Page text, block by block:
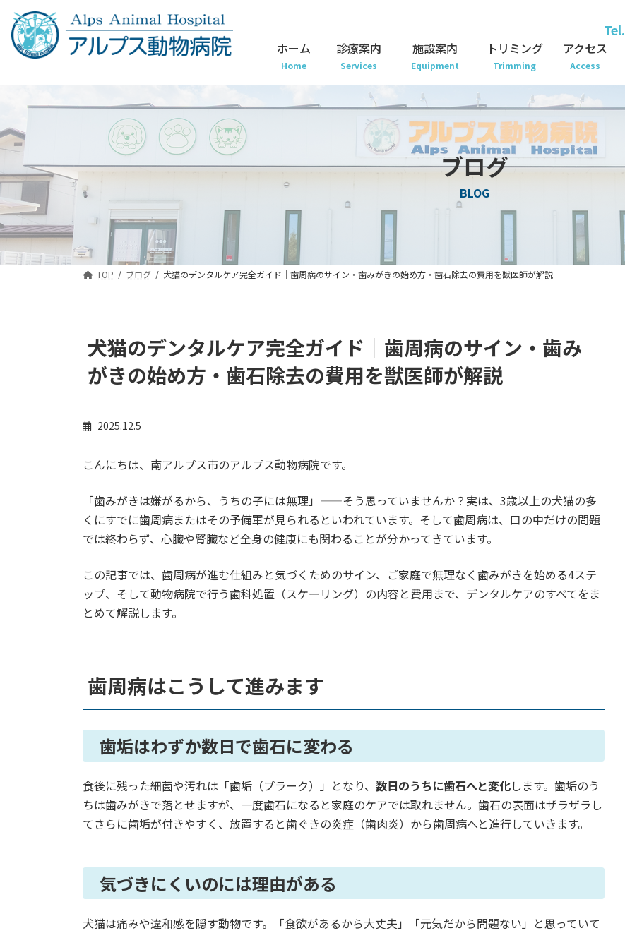
ホーム
Home
診療案内
Services
施設案内
Equipment
トリミング
Trimming
アクセス
Access
Tel.
ブログ
BLOG
TOP ブログ 犬猫のデンタルケア完全ガイド｜歯周病のサイン・歯みがきの始め方・歯石除去の費用を獣医師が解説
犬猫のデンタルケア完全ガイド｜歯周病のサイン・歯み
がきの始め方・歯石除去の費用を獣医師が解説
2025.12.5
こんにちは、南アルプス市のアルプス動物病院です。
「歯みがきは嫌がるから、うちの子には無理」——そう思っていませんか？実は、3歳以上の犬猫の多
くにすでに歯周病またはその予備軍が見られるといわれています。そして歯周病は、口の中だけの問題
では終わらず、心臓や腎臓など全身の健康にも関わることが分かってきています。
この記事では、歯周病が進む仕組みと気づくためのサイン、ご家庭で無理なく歯みがきを始める4ステ
ップ、そして動物病院で行う歯科処置（スケーリング）の内容と費用まで、デンタルケアのすべてをま
とめて解説します。
歯周病はこうして進みます
歯垢はわずか数日で歯石に変わる
食後に残った細菌や汚れは「歯垢（プラーク）」となり、 数日のうちに歯石へと変化します。歯垢のう
ちは歯みがきで落とせますが、一度歯石になると家庭のケアでは取れません。歯石の表面はザラザラし
てさらに歯垢が付きやすく、放置すると歯ぐきの炎症（歯肉炎）から歯周病へと進行していきます。
気づきにくいのには理由がある
犬猫は痛みや違和感を隠す動物です。「食欲があるから大丈夫」「元気だから問題ない」と思っていて